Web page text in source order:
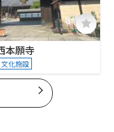
本願寺
文化施設